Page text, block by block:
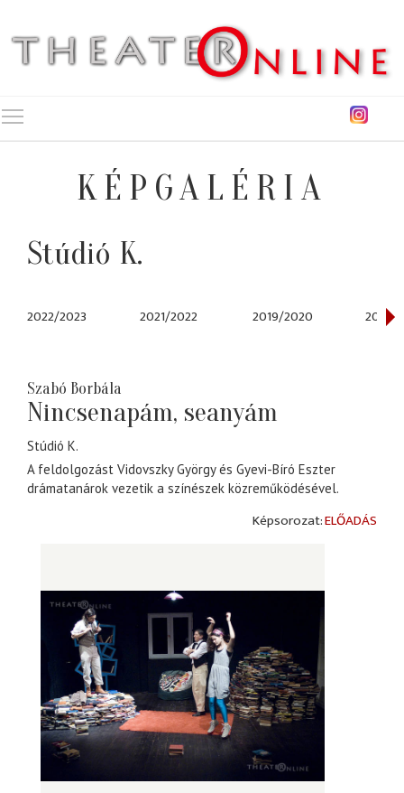
KÉPGALÉRIA
Stúdió K.
2022/2023 2021/2022 2019/2020 2018/
Szabó Borbála
Nincsenapám, seanyám
Stúdió K.
A feldolgozást Vidovszky György és Gyevi-Bíró Eszter
drámatanárok vezetik a színészek közreműködésével.
ELŐADÁS